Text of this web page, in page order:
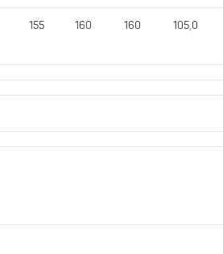
155 160 160 105,0